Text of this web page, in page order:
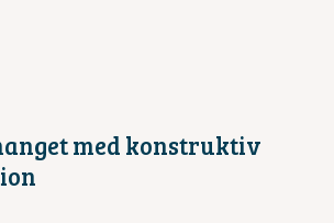
med konstruktiv